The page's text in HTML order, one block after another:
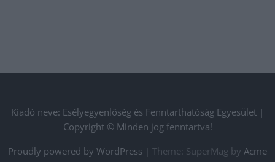
Kiadó neve: Esélyegyenlőség és Fenntarthatóság Egyesület |
Copyright © Minden jog fenntartva!
Proudly powered by WordPress
Theme: SuperMag by Acme